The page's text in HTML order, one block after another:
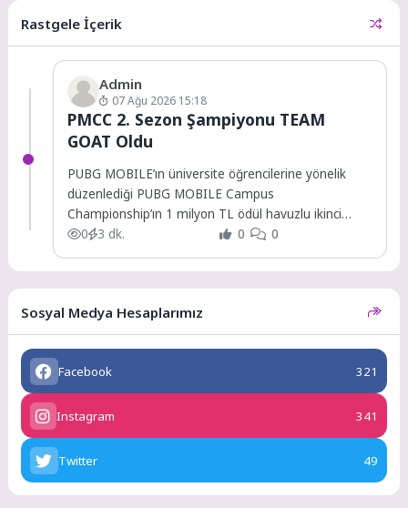
Rastgele İçerik
Admin
07 Ağu 2026 15:18
PMCC 2. Sezon Şampiyonu TEAM
GOAT Oldu
PUBG MOBILE’ın üniversite öğrencilerine yönelik
düzenlediği PUBG MOBILE Campus
Championship’ın 1 milyon TL ödül havuzlu ikinci
sezonu tamamlandı.
0 3 dk. 0 0
Sosyal Medya Hesaplarımız
Facebook 321
Instagram 341
Twitter 49